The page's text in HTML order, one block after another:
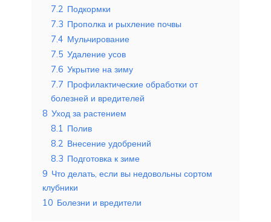
7.2 Подкормки
7.3 Прополка и рыхление почвы
7.4 Мульчирование
7.5 Удаление усов
7.6 Укрытие на зиму
7.7 Профилактические обработки от
болезней и вредителей
8 Уход за растением
8.1 Полив
8.2 Внесение удобрений
8.3 Подготовка к зиме
9 Что делать, если вы недовольны сортом
клубники
10 Болезни и вредители